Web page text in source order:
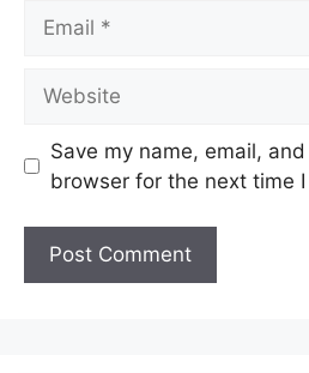
Save my name, email,
browser for the next time